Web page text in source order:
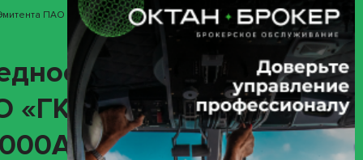
ПАО «ГК «Самолет» ИНН 9731004688 (акция 1-
общее
«ГК «Самолет»